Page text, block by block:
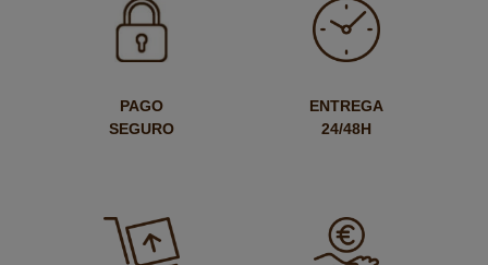
PAGO
SEGURO
ENTREGA
24/48H